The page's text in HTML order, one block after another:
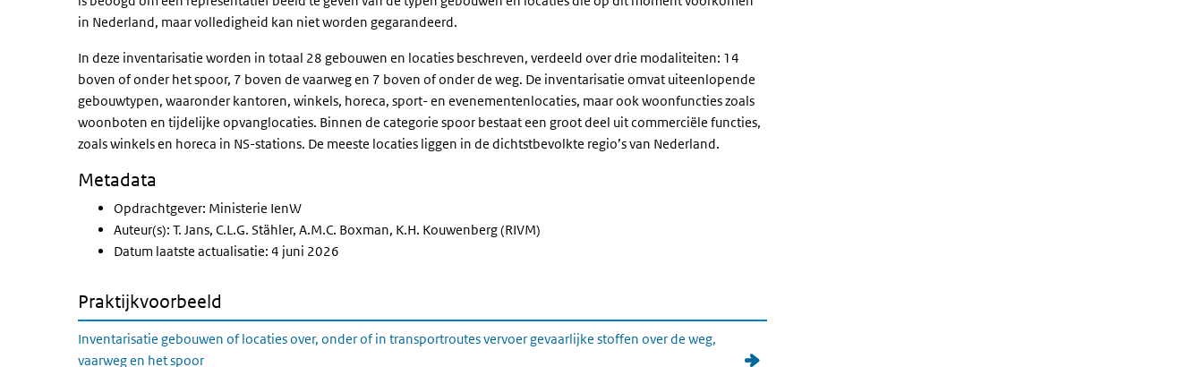
in Nederland, maar volledigheid kan niet worden gegarandeerd.
In deze inventarisatie worden in totaal 28 gebouwen en locaties beschreven, verdeeld over drie modaliteiten: 14
boven of onder het spoor, 7 boven de vaarweg en 7 boven of onder de weg. De inventarisatie omvat uiteenlopende
gebouwtypen, waaronder kantoren, winkels, horeca, sport- en evenementenlocaties, maar ook woonfuncties zoals
woonboten en tijdelijke opvanglocaties. Binnen de categorie spoor bestaat een groot deel uit commerciële functies,
zoals winkels en horeca in NS-stations. De meeste locaties liggen in de dichtstbevolkte regio’s van Nederland.
Metadata
Opdrachtgever: Ministerie IenW
Auteur(s): T. Jans, C.L.G. Stähler, A.M.C. Boxman, K.H. Kouwenberg (RIVM)
Datum laatste actualisatie: 4 juni 2026
Praktijkvoorbeeld
Inventarisatie gebouwen of locaties over, onder of in transportroutes vervoer gevaarlijke stoffen over de weg,
vaarweg en het spoor